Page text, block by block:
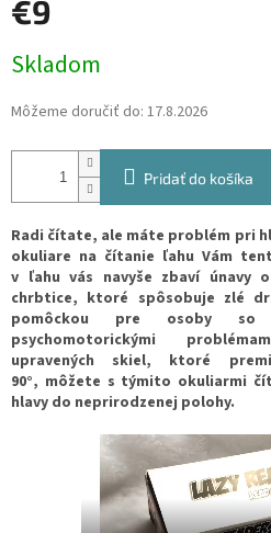
€9
cena:
Skladom
Môžeme doručiť do: 17.8.2026
Pridať do košíka
Radi čítate, ale máte problém pri
okuliare na čítanie ľahu Vám
v ľahu vás navyše zbaví únavy
chrbtice, ktoré spôsobuje zlé
pomôckou pre osoby so
psychomotorickými
upravených skiel, ktoré
90°, môžete s týmito okuliarmi
hlavy do neprirodzenej polohy.